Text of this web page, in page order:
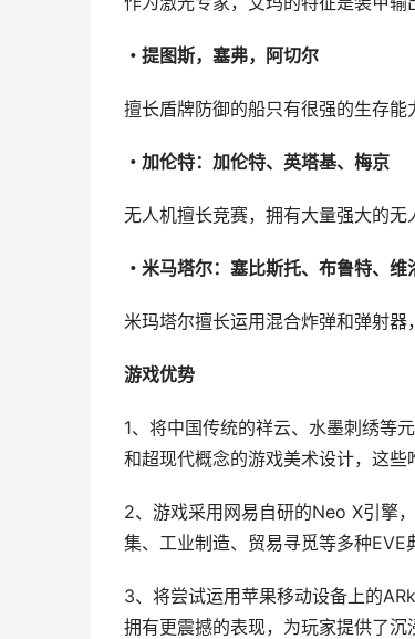
・提图斯，塞弗，阿切尔
擅长盾牌防御的船只有很强的生存能
・加伦特：加伦特、英塔基、梅京
无人机擅长竞赛，拥有大量强大的无
・米马塔尔：塞比斯托、布鲁特、维
米玛塔尔擅长运用混合炸弹和弹射器
游戏优势
1、将中国传统的祥云、水墨刺绣等
和超现代概念的游戏美术设计，这些
2、游戏采用网易自研的Neo X引擎
集、工业制造、贸易寻觅等多种EVE
3、将尝试运用苹果移动设备上的
拥有更震撼的表现，为玩家提供了沉